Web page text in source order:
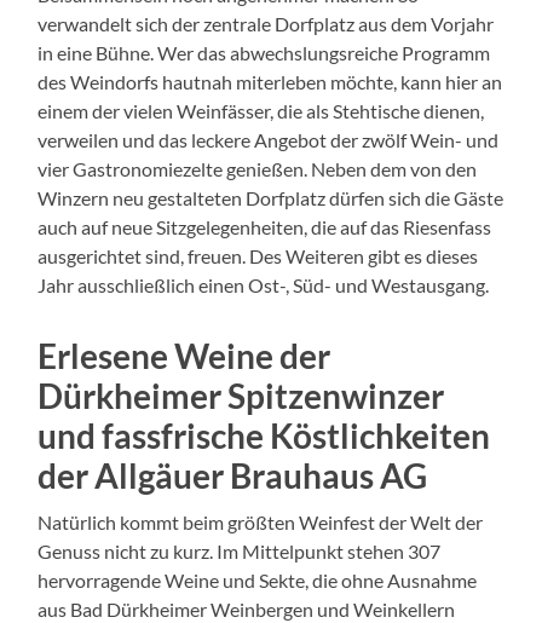
verwandelt sich der zentrale Dorfplatz aus dem Vorjahr
in eine Bühne. Wer das abwechslungsreiche Programm
des Weindorfs hautnah miterleben möchte, kann hier an
einem der vielen Weinfässer, die als Stehtische dienen,
verweilen und das leckere Angebot der zwölf Wein- und
vier Gastronomiezelte genießen. Neben dem von den
Winzern neu gestalteten Dorfplatz dürfen sich die Gäste
auch auf neue Sitzgelegenheiten, die auf das Riesenfass
ausgerichtet sind, freuen. Des Weiteren gibt es dieses
Jahr ausschließlich einen Ost-, Süd- und Westausgang.
Erlesene Weine der
Dürkheimer Spitzenwinzer
und fassfrische Köstlichkeiten
der Allgäuer Brauhaus AG
Natürlich kommt beim größten Weinfest der Welt der
Genuss nicht zu kurz. Im Mittelpunkt stehen 307
hervorragende Weine und Sekte, die ohne Ausnahme
aus Bad Dürkheimer Weinbergen und Weinkellern